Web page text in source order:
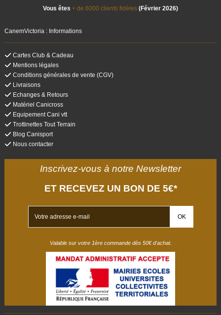
Vous êtes + de 6000 clients fidèles (Février 2026)
CanemVictoria : Informations
Cartes Club & Cadeau
Mentions légales
Conditions générales de vente (CGV)
Livraisons
Echanges & Retours
Matériel Canicross
Equipement Cani vtt
Trottinettes Tout Terrain
Blog Canisport
Nous contacter
Inscrivez-vous à notre Newsletter
ET RECEVEZ UN BON DE 5€*
Valable sur votre 1ère commande dès 50€ d'achat.